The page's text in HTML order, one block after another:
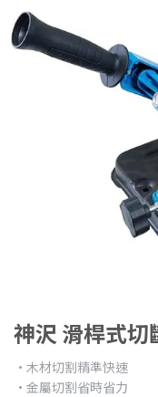
神沢 滑桿式
•木材切割精準快速
•金屬切割省時省力